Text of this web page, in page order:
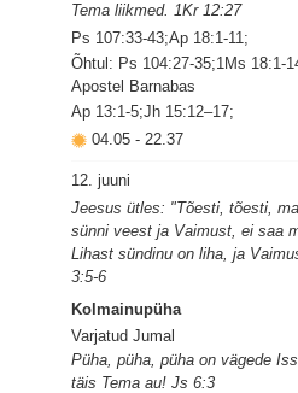
Tema liikmed. 1Kr 12:27
Ps 107:33-43;Ap 18:1-11;
Õhtul: Ps 104:27-35;1Ms 18:1-
Apostel Barnabas
Ap 13:1-5;Jh 15:12–17;
04.05-22.37
12. juuni
Jeesus ütles: "Tõesti, tõesti,
sünni veest ja Vaimust, ei saa
Lihast sündinu on liha, ja
3:5-6
Kolmainupüha
Varjatud Jumal
Püha, püha, püha on vägede
täis Tema au! Js 6:3